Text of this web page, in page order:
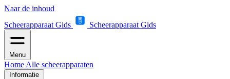
Naar de inhoud
Scheerapparaat Gids
Scheerapparaat Gids
Menu
Home Alle scheerapparaten
Informatie